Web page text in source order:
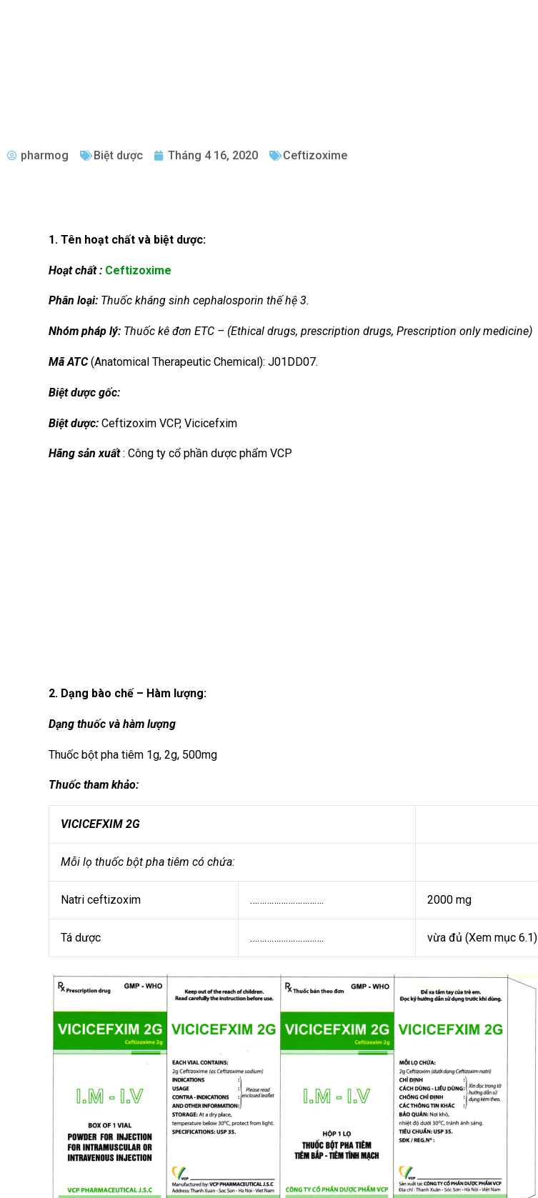
pharmog Biệt dược Tháng 4 16, 2020 Ceftizoxime
1. Tên hoạt chất và biệt dược:
Hoạt chất : Ceftizoxime
Phân loại: Thuốc kháng sinh cephalosporin thế hệ 3.
Nhóm pháp lý: Thuốc kê đơn ETC – (Ethical drugs, prescription drugs, Prescription only medicine)
Mã ATC(Anatomical Therapeutic Chemical): J01DD07.
Biệt dược gốc:
Biệt dược: Ceftizoxim VCP, Vicicefxim
Hãng sản xuất: Công ty cổ phần dược phẩm VCP
2. Dạng bào chế – Hàm lượng:
Dạng thuốc và hàm lượng
Thuốc bột pha tiêm 1g, 2g, 500mg
Thuốc tham khảo:
VICICEFXIM 2G
Mỗi lọ thuốc bột pha tiêm có chứa:
Natri ceftizoxim …………………………. 2000 mg
Tá dược …………………………. vừa đủ (Xem mục 6.1)